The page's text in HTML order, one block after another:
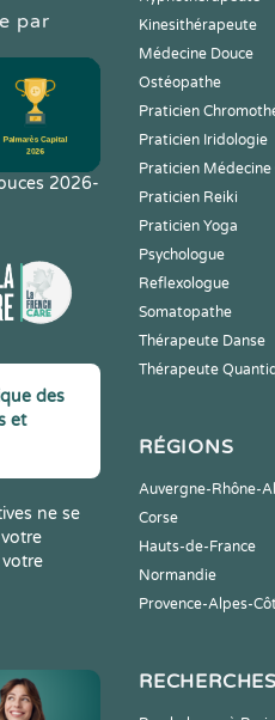
par
2026-
des
et
ne se
Kinesithérapeute
Médecine Douce
Ostéopathe
Praticien
Praticien Iridologie
Praticien Médecine
Praticien Reiki
Praticien Yoga
Psychologue
Reflexologue
Somatopathe
Thérapeute Danse
Thérapeute
RÉGIONS
Auvergne-Rhône-
Corse
Hauts-de-France
Normandie
Provence-Alpes-